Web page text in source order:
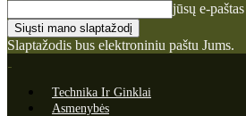
jūsų e-paštas
Slaptažodis bus elektroniniu paštu Jums.
Technika Ir Ginklai
Asmenybės